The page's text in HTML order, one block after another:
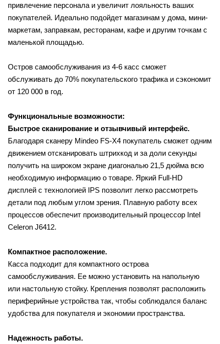
привлечение персонала и увеличит лояльность ваших
покупателей. Идеально подойдет магазинам у дома, мини-
маркетам, заправкам, ресторанам, кафе и другим точкам с
маленькой площадью.
Остров самообслуживания из 4-6 касс сможет
обслуживать до 70% покупательского трафика и сэкономит
от 120 000 в год.
Функциональные возможности:
Быстрое сканирование и отзывчивый интерфейс.
Благодаря сканеру Mindeo FS-X4 покупатель сможет одним
движением отсканировать штрихкод и за доли секунды
получить на широком экране диагональю 21,5 дюйма всю
необходимую информацию о товаре. Яркий Full-HD
дисплей с технологией IPS позволит легко рассмотреть
детали под любым углом зрения. Плавную работу всех
процессов обеспечит производительный процессор Intel
Celeron J6412.
Компактное расположение.
Касса подходит для компактного острова
самообслуживания. Ее можно установить на напольную
или настольную стойку. Крепления позволят расположить
периферийные устройства так, чтобы соблюдался баланс
удобства для покупателя и экономии пространства.
Надежность работы.